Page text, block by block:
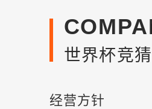
世界杯竞
经营方针